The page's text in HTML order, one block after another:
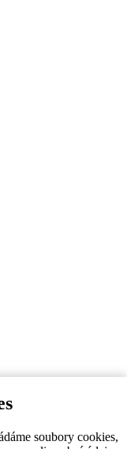
soubory cookies,